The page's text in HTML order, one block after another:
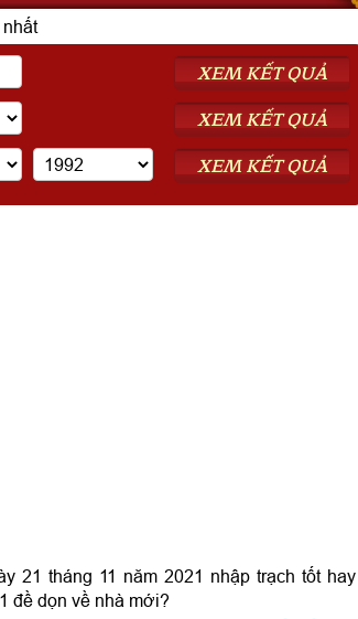
XEM KẾT QUẢ
XEM KẾT QUẢ
XEM KẾT QUẢ
21 tháng 11 năm 2021 nhập trạch tốt hay
đề dọn về nhà mới?